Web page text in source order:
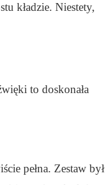
kładzie. Niestety,
to doskonała
pełna. Zestaw był